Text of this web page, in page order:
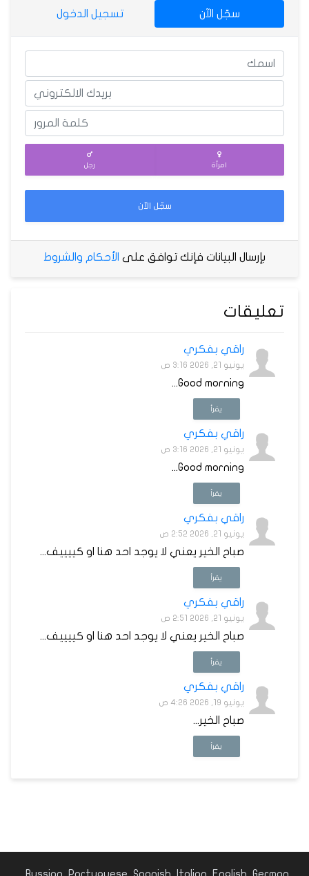
سجّل الآن تسجيل الدخول
امرأة رجل
سجّل الآن
بإرسال البيانات فإنك توافق على الأحكام والشروط
تعليقات
راقي بفكري
يونيو 21, 2026 3:16 ص
Good morning...
يقرأ
راقي بفكري
يونيو 21, 2026 3:16 ص
Good morning...
يقرأ
راقي بفكري
يونيو 21, 2026 2:52 ص
صباح الخير يعني لا يوجد احد هنا او كييييف...
يقرأ
راقي بفكري
يونيو 21, 2026 2:51 ص
صباح الخير يعني لا يوجد احد هنا او كييييف...
يقرأ
راقي بفكري
يونيو 19, 2026 4:26 ص
صباح الخير...
يقرأ